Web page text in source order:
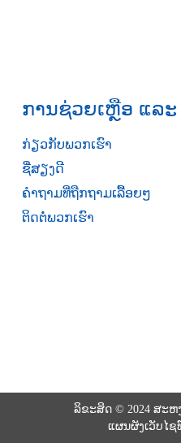
ການຊ່ວຍເຫຼືອ ແລ
ກ່ຽວກັບພວກເຮົາ
ຊື່ສຽງດີ
ຄຳຖາມທີ່ຖືກຖາມເລື້ອຍໆ
ຕິດຕໍ່ພວກເຮົາ
ລິຂະສິດ © 2024 ສະ
ແຜນຜັງເວັບໄຊ